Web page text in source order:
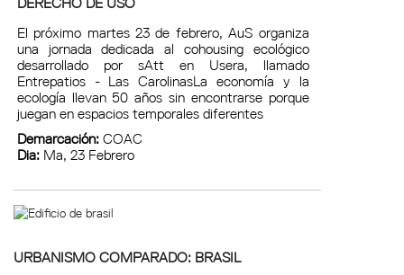
El próximo martes 23 de febrero, AuS organiza
una jornada dedicada al cohousing ecológico
desarrollado por sAtt en Usera, llamado
Entrepatios - Las CarolinasLa economía y la
ecología llevan 50 años sin encontrarse porque
juegan en espacios temporales diferentes
Demarcación:COAC
Dia: Ma, 23 Febrero
URBANISMO COMPARADO: BRASIL